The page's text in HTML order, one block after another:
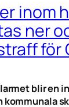
inom
ner
för
blir en
kommunala